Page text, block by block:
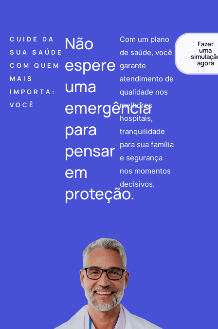
CUIDE DA
SUA SAÚDE
COM QUEM
MAIS
IMPORTA:
VOCÊ
Não
espere
uma
emergência
para
pensar
em
proteção.
Com um plano
de saúde, você
garante
atendimento de
qualidade nos
melhores
hospitais,
tranquilidade
para sua família
e segurança
nos momentos
decisivos.
Fazer
uma
agora